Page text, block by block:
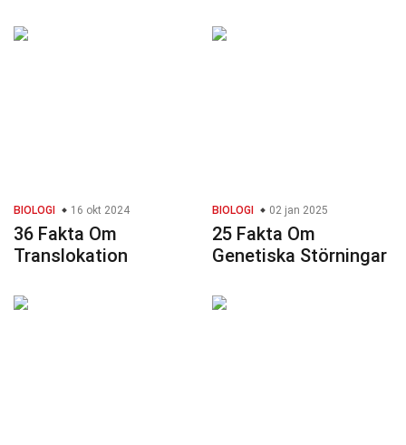
BIOLOGI 16 okt 2024
36 Fakta Om
Translokation
BIOLOGI 02 jan 2025
25 Fakta Om
Genetiska Störningar